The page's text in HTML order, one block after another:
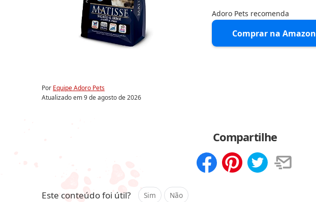
Adoro Pets recomenda
Comprar na Amazon
Por Equipe Adoro Pets
Atualizado em9 de agosto de 2026
Compartilhe
Este conteúdo foi útil? Sim Não